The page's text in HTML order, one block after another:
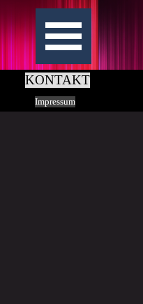
KONTAKT
Impressum